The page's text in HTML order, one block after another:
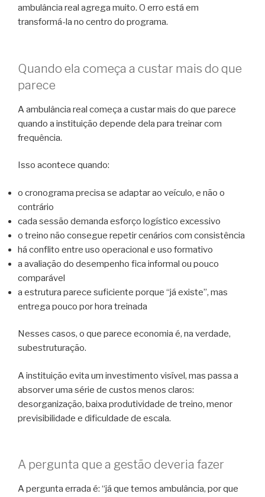
ambulância real agrega muito. O erro está em
transformá-la no centro do programa.
Quando ela começa a custar mais do que
parece
A ambulância real começa a custar mais do que parece
quando a instituição depende dela para treinar com
frequência.
Isso acontece quando:
o cronograma precisa se adaptar ao veículo, e não o
contrário
cada sessão demanda esforço logístico excessivo
o treino não consegue repetir cenários com consistência
há conflito entre uso operacional e uso formativo
a avaliação do desempenho fica informal ou pouco
comparável
a estrutura parece suficiente porque “já existe”, mas
entrega pouco por hora treinada
Nesses casos, o que parece economia é, na verdade,
subestruturação.
A instituição evita um investimento visível, mas passa a
absorver uma série de custos menos claros:
desorganização, baixa produtividade de treino, menor
previsibilidade e dificuldade de escala.
A pergunta que a gestão deveria fazer
A pergunta errada é: “já que temos ambulância, por que